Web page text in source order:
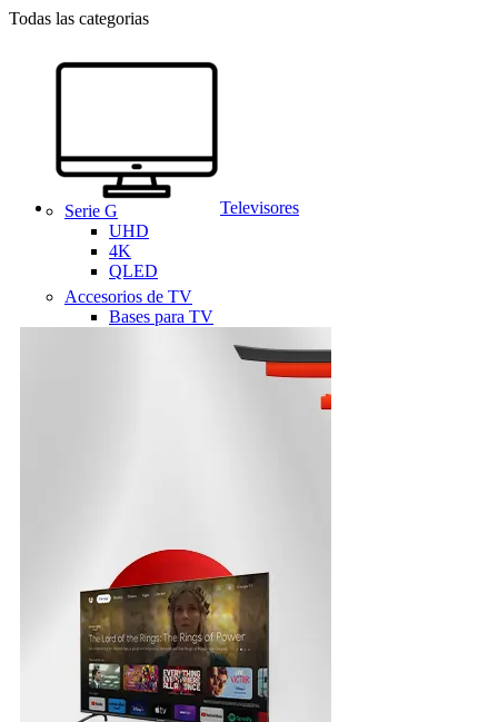
Todas las categorias
Televisores
Serie G
UHD
4K
QLED
Accesorios de TV
Bases para TV